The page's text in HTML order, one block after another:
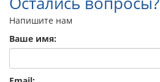
Напишите нам
Ваше имя: